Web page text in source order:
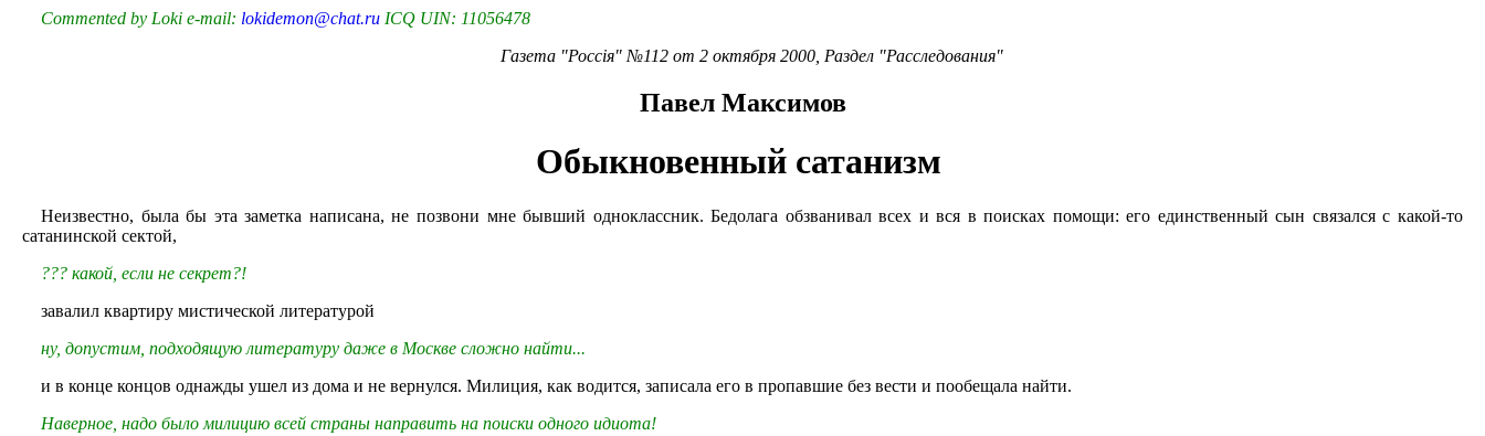
Commented by Loki e-mail: lokidemon@chat.ru ICQ UIN: 11056478
Газета "Россiя" №112 от 2 октября 2000, Раздел "Расследования"
Павел Максимов
Обыкновенный сатанизм
Неизвестно, была бы эта заметка написана, не позвони мне бывший одноклассник. Бедолага обзванивал всех и вся в поисках помощи: его единственный сын связался с какой-то
сатанинской сектой,
??? какой, если не секрет?!
завалил квартиру мистической литературой
ну, допустим, подходящую литературу даже в Москве сложно найти...
и в конце концов однажды ушел из дома и не вернулся. Милиция, как водится, записала его в пропавшие без вести и пообещала найти.
Наверное, надо было милицию всей страны направить на поиски одного идиота!